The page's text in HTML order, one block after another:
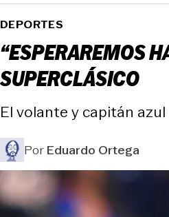
DEPORTES
“ESPERAREMOS
SUPERCLÁSICO
El volante y capitán
PorEduardo Ortega